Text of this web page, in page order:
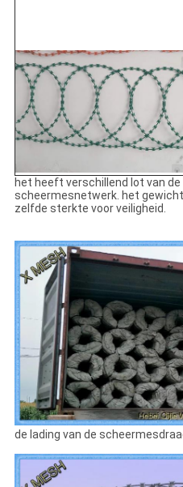
het heeft verschillend lot van de
scheermesnetwerk. het
zelfde sterkte voor veiligheid.
de lading van de